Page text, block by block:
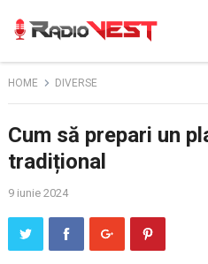
HOME DIVERSE
Cum să prepari un
tradițional
9 iunie 2024